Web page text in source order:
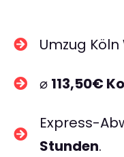
Umzug
⌀ 113,50€
Express-
Stunden.